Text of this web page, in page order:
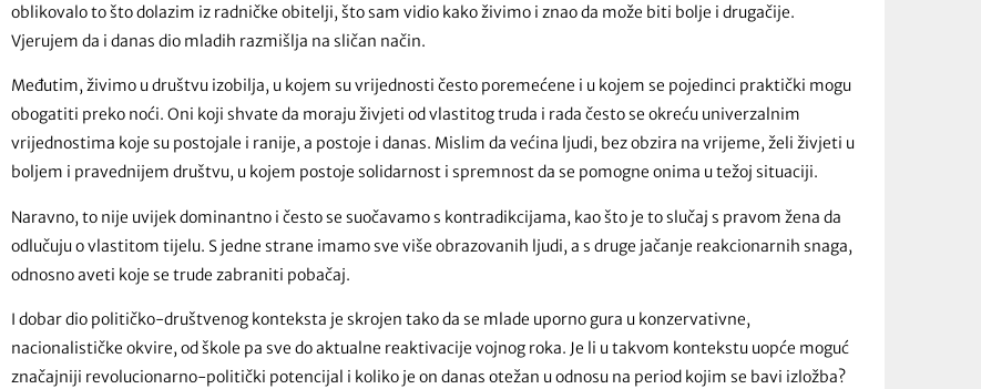
oblikovalo to što dolazim iz radničke obitelji, što sam vidio kako živimo i znao da može biti bolje i drugačije.
Vjerujem da i danas dio mladih razmišlja na sličan način.
Međutim, živimo u društvu izobilja, u kojem su vrijednosti često poremećene i u kojem se pojedinci praktički mogu
obogatiti preko noći. Oni koji shvate da moraju živjeti od vlastitog truda i rada često se okreću univerzalnim
vrijednostima koje su postojale i ranije, a postoje i danas. Mislim da većina ljudi, bez obzira na vrijeme, želi živjeti u
boljem i pravednijem društvu, u kojem postoje solidarnost i spremnost da se pomogne onima u težoj situaciji.
Naravno, to nije uvijek dominantno i često se suočavamo s kontradikcijama, kao što je to slučaj s pravom žena da
odlučuju o vlastitom tijelu. S jedne strane imamo sve više obrazovanih ljudi, a s druge jačanje reakcionarnih snaga,
odnosno aveti koje se trude zabraniti pobačaj.
I dobar dio političko-društvenog konteksta je skrojen tako da se mlade uporno gura u konzervativne,
nacionalističke okvire, od škole pa sve do aktualne reaktivacije vojnog roka. Je li u takvom kontekstu uopće moguć
značajniji revolucionarno-politički potencijal i koliko je on danas otežan u odnosu na period kojim se bavi izložba?